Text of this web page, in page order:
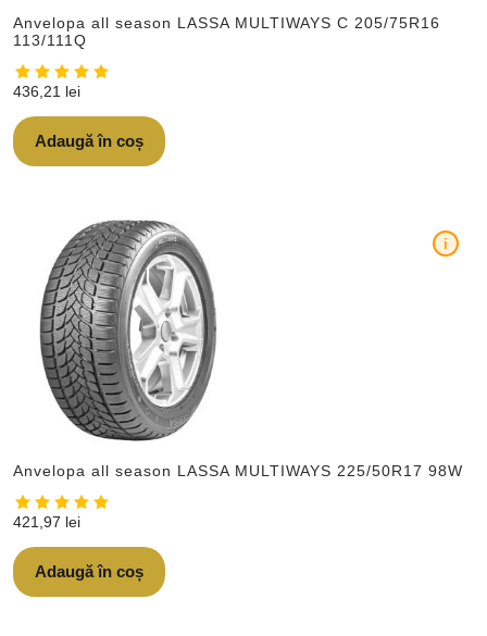
Anvelopa all season LASSA MULTIWAYS C 205/75R16
113/111Q
436,21 lei
Adaugă în coș
Anvelopa all season LASSA MULTIWAYS 225/50R17 98W
i
421,97 lei
Adaugă în coș